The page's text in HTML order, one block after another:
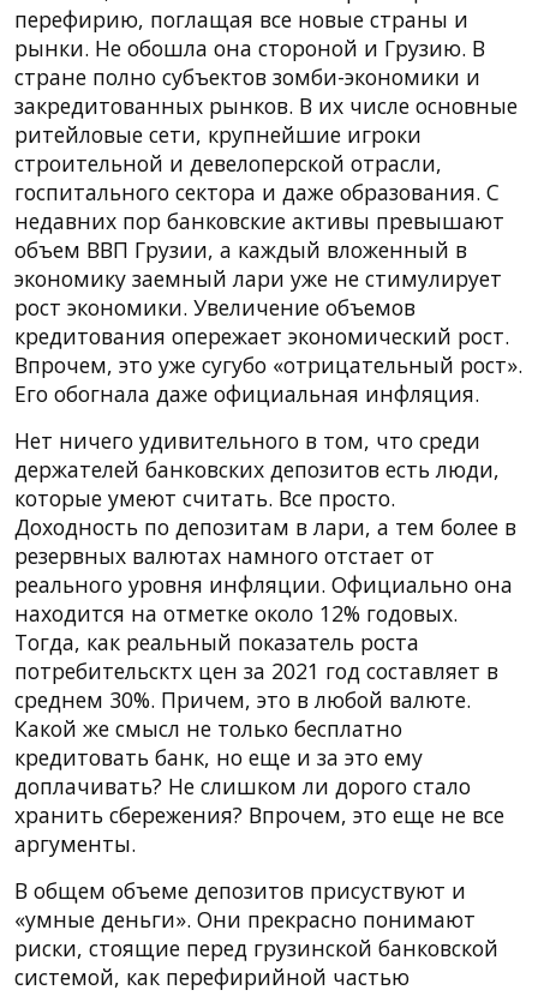
перефирию, поглащая все новые страны и
рынки. Не обошла она стороной и Грузию. В
стране полно субъектов зомби-экономики и
закредитованных рынков. В их числе основные
ритейловые сети, крупнейшие игроки
строительной и девелоперской отрасли,
госпитального сектора и даже образования. С
недавних пор банковские активы превышают
объем ВВП Грузии, а каждый вложенный в
экономику заемный лари уже не стимулирует
рост экономики. Увеличение объемов
кредитования опережает экономический рост.
Впрочем, это уже сугубо «отрицательный рост».
Его обогнала даже официальная инфляция.
Нет ничего удивительного в том, что среди
держателей банковских депозитов есть люди,
которые умеют считать. Все просто.
Доходность по депозитам в лари, а тем более в
резервных валютах намного отстает от
реального уровня инфляции. Официально она
находится на отметке около 12% годовых.
Тогда, как реальный показатель роста
потребительсктх цен за 2021 год составляет в
среднем 30%. Причем, это в любой валюте.
Какой же смысл не только бесплатно
кредитовать банк, но еще и за это ему
доплачивать? Не слишком ли дорого стало
хранить сбережения? Впрочем, это еще не все
аргументы.
В общем объеме депозитов присуствуют и
«умные деньги». Они прекрасно понимают
риски, стоящие перед грузинской банковской
системой, как перефирийной частью